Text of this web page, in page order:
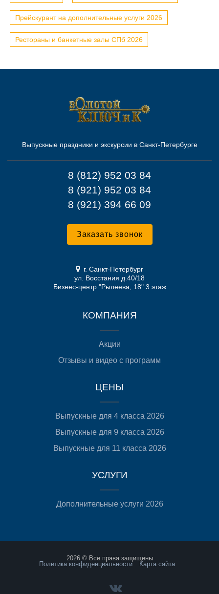
Прейскурант на дополнительные услуги 2026
Рестораны и банкетные залы СПб 2026
Выпускные праздники и экскурсии в Санкт-Петербурге
8 (812) 952 03 84
8 (921) 952 03 84
8 (921) 394 66 09
Заказать звонок
г. Санкт-Петербург
ул. Восстания д.40/18
Бизнес-центр "Рылеева, 18" 3 этаж
КОМПАНИЯ
Акции
Отзывы и видео с программ
ЦЕНЫ
Выпускные для 4 класса 2026
Выпускные для 9 класса 2026
Выпускные для 11 класса 2026
УСЛУГИ
Дополнительные услуги 2026
2026 © Все права защищены
Политика конфиденциальности
Карта сайта